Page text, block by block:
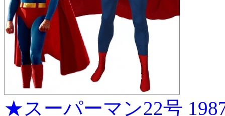
★スーパーマン22号